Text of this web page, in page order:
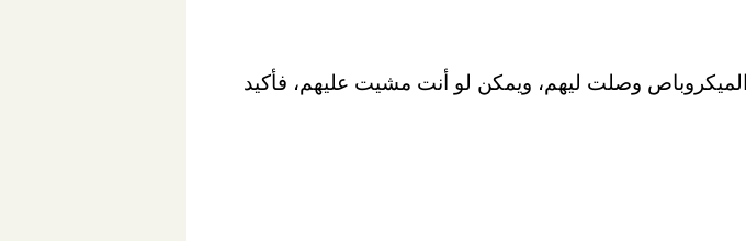
وهنقل ليك 30 قاعدة لركوب الميكروباص وصلت ليهم، ويمكن لو أنت مشيت عليهم، فأكيد